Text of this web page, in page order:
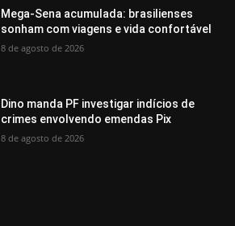
Mega-Sena acumulada: brasilienses
sonham com viagens e vida confortável
8 de agosto de 2026
Dino manda PF investigar indícios de
crimes envolvendo emendas Pix
8 de agosto de 2026